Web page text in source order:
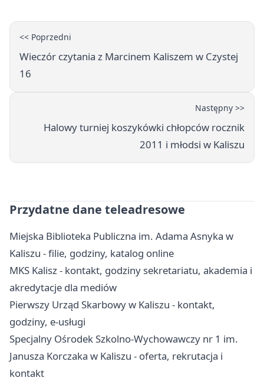
<< Poprzedni
Wieczór czytania z Marcinem Kaliszem w Czystej
16
Następny >>
Halowy turniej koszykówki chłopców rocznik
2011 i młodsi w Kaliszu
Przydatne dane teleadresowe
Miejska Biblioteka Publiczna im. Adama Asnyka w
Kaliszu - filie, godziny, katalog online
MKS Kalisz - kontakt, godziny sekretariatu, akademia i
akredytacje dla mediów
Pierwszy Urząd Skarbowy w Kaliszu - kontakt,
godziny, e-usługi
Specjalny Ośrodek Szkolno-Wychowawczy nr 1 im.
Janusza Korczaka w Kaliszu - oferta, rekrutacja i
kontakt